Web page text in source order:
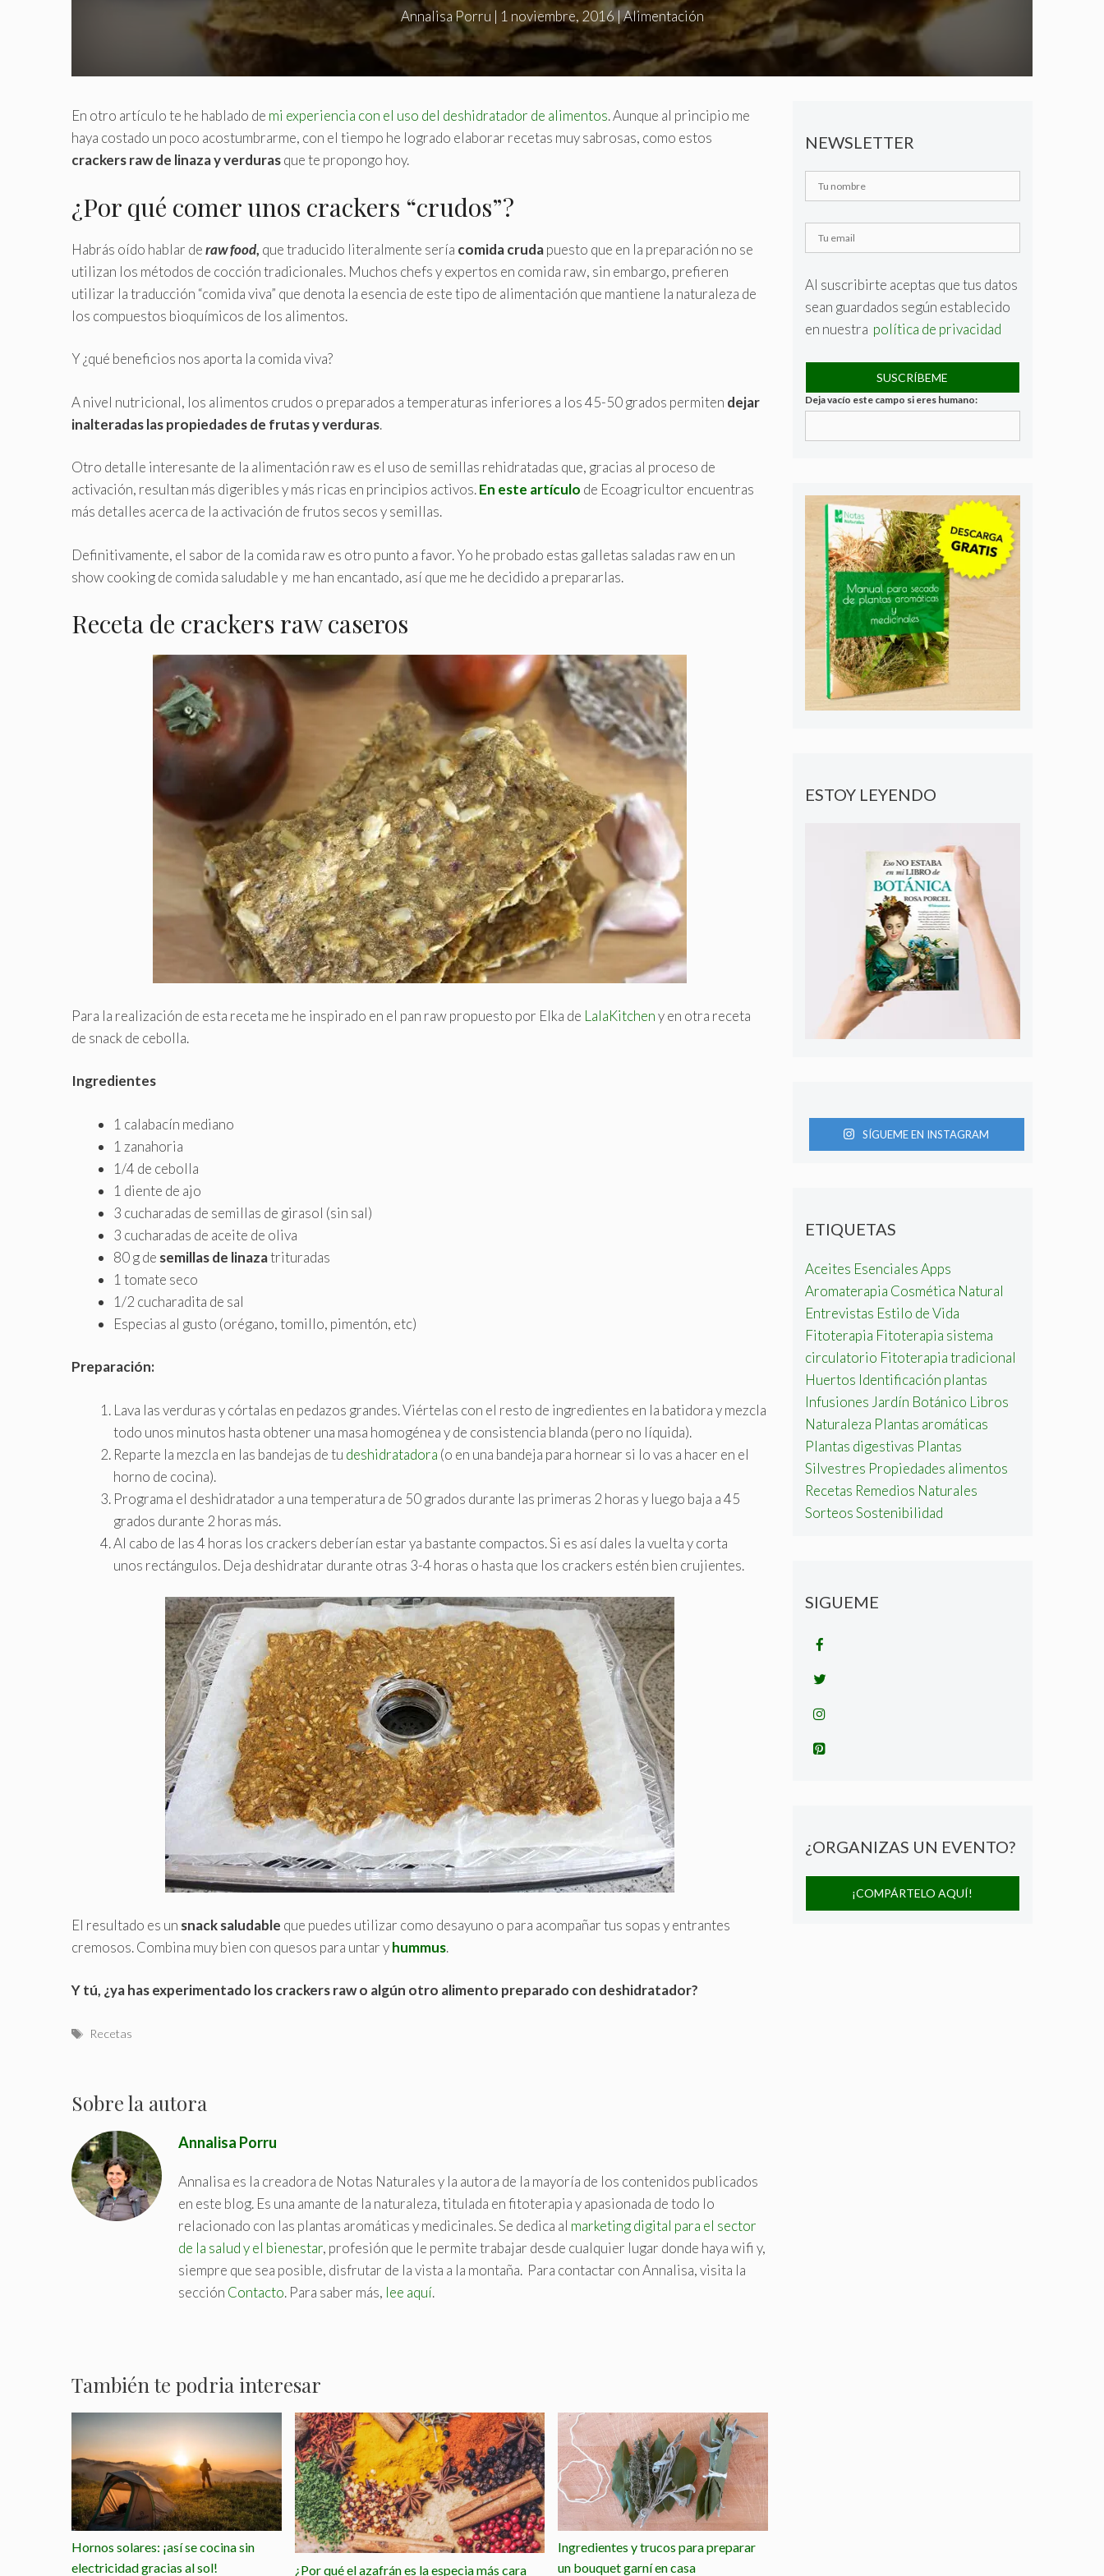
Annalisa Porru | 1 noviembre, 2016 |Alimentación
En otro artículo te he hablado de mi experiencia con el uso del deshidratador de alimentos. Aunque al principio me
haya costado un poco acostumbrarme, con el tiempo he logrado elaborar recetas muy sabrosas, como estos
crackers raw de linaza y verdurasque te propongo hoy.
¿Por qué comer unos crackers “crudos”?
Habrás oído hablar deraw food, que traducido literalmente sería comida crudapuesto que en la preparación no se
utilizan los métodos de cocción tradicionales. Muchos chefs y expertos en comida raw, sin embargo, prefieren
utilizar la traducción “comida viva” que denota la esencia de este tipo de alimentación que mantiene la naturaleza de
los compuestos bioquímicos de los alimentos.
Y ¿qué beneficios nos aporta la comida viva?
A nivel nutricional, los alimentos crudos o preparados a temperaturas inferiores a los 45-50 grados permiten dejar
inalteradas las propiedades de frutas y verduras.
Otro detalle interesante de la alimentación raw es el uso de semillas rehidratadas que, gracias al proceso de
activación, resultan más digeribles y más ricas en principios activos.En este artículo de Ecoagricultor encuentras
más detalles acerca de la activación de frutos secos y semillas.
Definitivamente, el sabor de la comida raw es otro punto a favor. Yo he probado estas galletas saladas raw en un
show cooking de comida saludable y me han encantado, así que me he decidido a prepararlas.
Receta de crackers raw caseros
Para la realización de esta receta me he inspirado en el pan raw propuesto por Elka de LalaKitcheny en otra receta
de snack de cebolla.
Ingredientes
1 calabacín mediano
1 zanahoria
1/4 de cebolla
1 diente de ajo
3 cucharadas de semillas de girasol (sin sal)
3 cucharadas de aceite de oliva
80 g de semillas de linazatrituradas
1 tomate seco
1/2 cucharadita de sal
Especias al gusto (orégano, tomillo, pimentón, etc)
Preparación:
Lava las verduras y córtalas en pedazos grandes. Viértelas con el resto de ingredientes en la batidora y mezcla
todo unos minutos hasta obtener una masa homogénea y de consistencia blanda (pero no líquida).
Reparte la mezcla en las bandejas de tu deshidratadora (o en una bandeja para hornear si lo vas a hacer en el
horno de cocina).
Programa el deshidratador a una temperatura de 50 grados durante las primeras 2 horas y luego baja a 45
grados durante 2 horas más.
Al cabo de las 4 horas los crackers deberían estar ya bastante compactos. Si es así dales la vuelta y corta
unos rectángulos. Deja deshidratar durante otras 3-4 horas o hasta que los crackers estén bien crujientes.
El resultado es un snack saludable que puedes utilizar como desayuno o para acompañar tus sopas y entrantes
cremosos. Combina muy bien con quesos para untar yhummus.
Y tú, ¿ya has experimentado los crackers raw o algún otro alimento preparado con deshidratador?
T
Recetas
Sobre la autora
Annalisa Porru
Annalisa es la creadora de Notas Naturales y la autora de la mayoría de los contenidos publicados
en este blog. Es una amante de la naturaleza, titulada en fitoterapia y apasionada de todo lo
relacionado con las plantas aromáticas y medicinales. Se dedica al marketing digital para el sector
de la salud y el bienestar, profesión que le permite trabajar desde cualquier lugar donde haya wifi y,
siempre que sea posible, disfrutar de la vista a la montaña. Para contactar con Annalisa, visita la
sección Contacto. Para saber más, lee aquí.
También te podria interesar
Hornos solares: ¡así se cocina sin
electricidad gracias al sol!
¿Por qué el azafrán es la especia más cara
Ingredientes y trucos para preparar
un bouquet garní en casa
NEWSLETTER
Al suscribirte aceptas que tus datos
sean guardados según establecido
en nuestra política de privacidad
Deja vacío este campo si eres humano:
ESTOY LEYENDO
SÍGUEME EN INSTAGRAM
ETIQUETAS
Aceites EsencialesApps
Aromaterapia Cosmética Natural
Entrevistas Estilo de Vida
Fitoterapia Fitoterapia sistema
circulatorio Fitoterapia tradicional
Huertos Identificación plantas
Infusiones Jardín Botánico Libros
Naturaleza Plantas aromáticas
Plantas digestivas Plantas
Silvestres Propiedades alimentos
Recetas Remedios Naturales
SorteosSostenibilidad
SIGUEME
¿ORGANIZAS UN EVENTO?
¡COMPÁRTELO AQUÍ!